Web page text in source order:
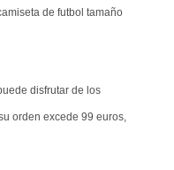
de futbol tamaño
disfrutar de los
orden excede 99 euros,